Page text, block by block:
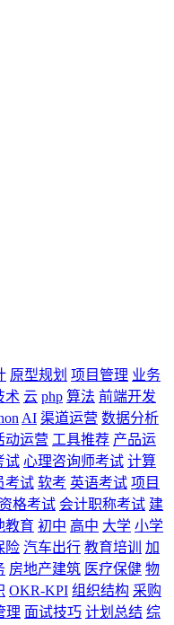
原型规划 项目管理 业务
术 云 php 算法 前端开发
AI 渠道运营 数据分析
动运营 工具推荐 产品运
试 心理咨询师考试 计算
考试 软考 英语考试 项目
格考试 会计职称考试 建
教育 初中 高中 大学 小学
险 汽车出行 教育培训
加
房地产建筑 医疗保健 物
OKR-KPI 组织结构 采购
理 面试技巧 计划总结 综